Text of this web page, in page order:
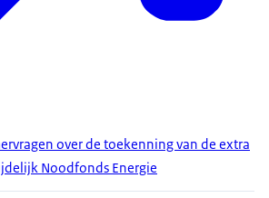
over de toekenning van de extra
Noodfonds Energie